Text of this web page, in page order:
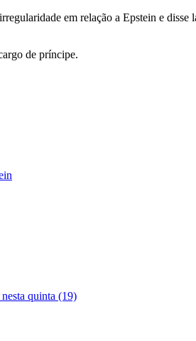
em relação a Epstein e
de príncipe.
quinta (19)